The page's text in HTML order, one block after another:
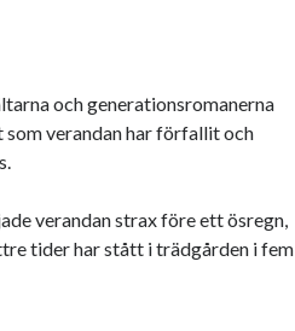
och generationsromanerna
verandan har förfallit och
verandan strax före ett ösregn,
tider har stått i trädgården i fem